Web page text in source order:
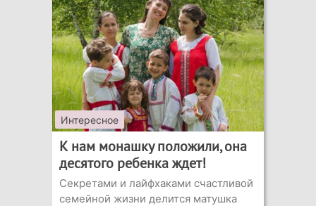
Интересное
К нам монашку положили, она
десятого ребенка ждет!
Секретами и лайфхаками счастливой
семейной жизни делится матушка